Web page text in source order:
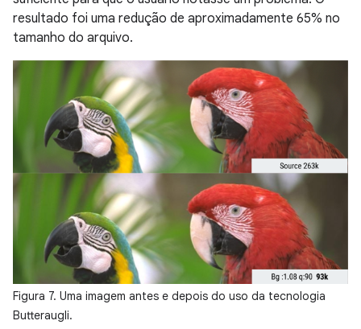
resultado foi uma redução de aproximadamente 65% no
tamanho do arquivo.
Figura 7. Uma imagem antes e depois do uso da tecnologia
Butteraugli.